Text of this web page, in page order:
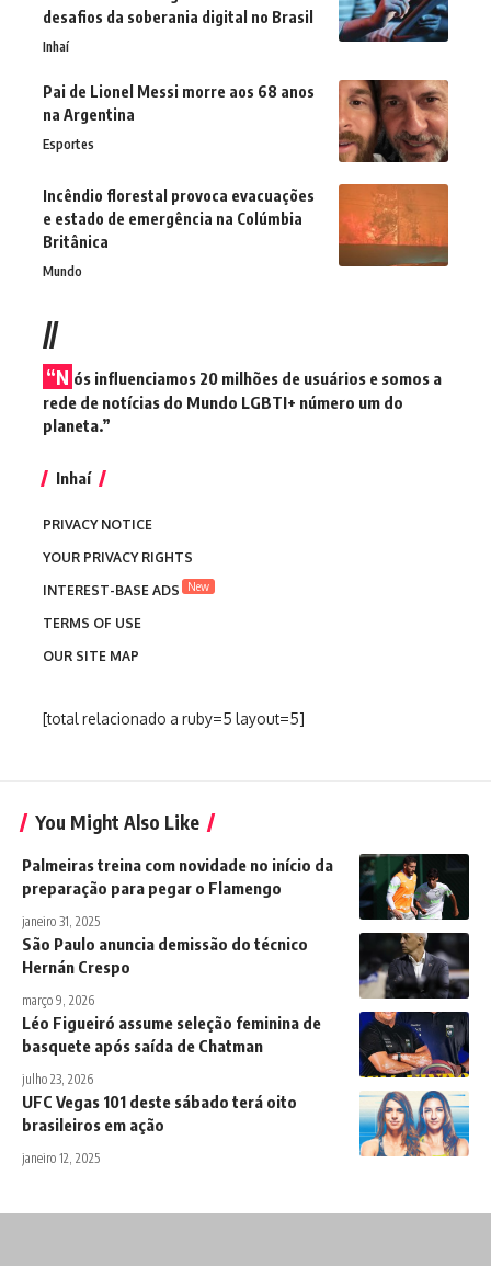
desafios da soberania digital no Brasil
Inhaí
Pai de Lionel Messi morre aos 68 anos
na Argentina
Esportes
Incêndio florestal provoca evacuações
e estado de emergência na Colúmbia
Britânica
Mundo
//
“N ós influenciamos 20 milhões de usuários e somos a
rede de notícias do Mundo LGBTI+ número um do
planeta.”
Inhaí
PRIVACY NOTICE
YOUR PRIVACY RIGHTS
INTEREST-BASE ADS
New
TERMS OF USE
OUR SITE MAP
[total relacionado a ruby=5 layout=5]
You Might Also Like
Palmeiras treina com novidade no início da
preparação para pegar o Flamengo
janeiro 31, 2025
São Paulo anuncia demissão do técnico
Hernán Crespo
março 9, 2026
Léo Figueiró assume seleção feminina de
basquete após saída de Chatman
julho 23, 2026
UFC Vegas 101 deste sábado terá oito
brasileiros em ação
janeiro 12, 2025